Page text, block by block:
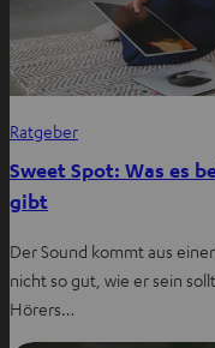
Ratgeber
Sweet Spot: Was es
gibt
Der Sound kommt aus
nicht so gut, wie er sein
Hörers…